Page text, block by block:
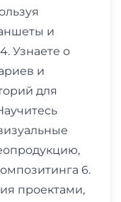
и
Узнаете о
и
для
6.
проектами,